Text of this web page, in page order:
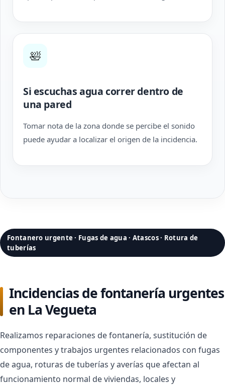
🛀
Si escuchas agua correr dentro de
una pared
Tomar nota de la zona donde se percibe el sonido
puede ayudar a localizar el origen de la incidencia.
Fontanero urgente · Fugas de agua · Atascos · Rotura de
tuberías
Incidencias de fontanería urgentes
en La Vegueta
Realizamos reparaciones de fontanería, sustitución de
componentes y trabajos urgentes relacionados con fugas
de agua, roturas de tuberías y averías que afectan al
funcionamiento normal de viviendas, locales y